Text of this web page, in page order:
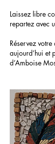
Laissez libre
repartez avec
Réservez
aujourd’hui et